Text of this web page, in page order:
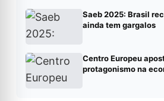
Saeb 2025: Brasil
ainda tem gargalos
Centro Europeu
protagonismo na